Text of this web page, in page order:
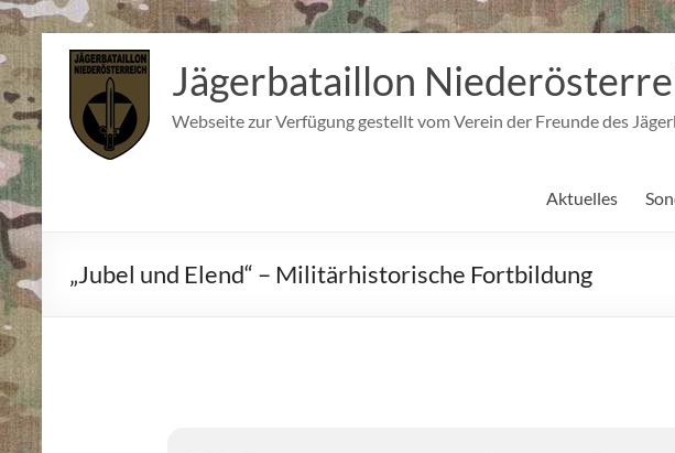
Inhalt
springen
Jägerbataillon
Webseite zur Verfügung gestellt vom Verein der Freunde des
Aktuelles
„Jubel und Elend“ – Militärhistorische Fortbildung